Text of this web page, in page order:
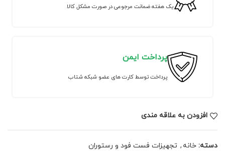
یک هفته ضمانت مرجوعی در صورت مشکل کالا
پرداخت ایمن
پرداخت توسط کارت های عضو شبکه شتاب
افزودن به علاقه مندی
دسته: خانه , تجهیزات فست فود و رستوران